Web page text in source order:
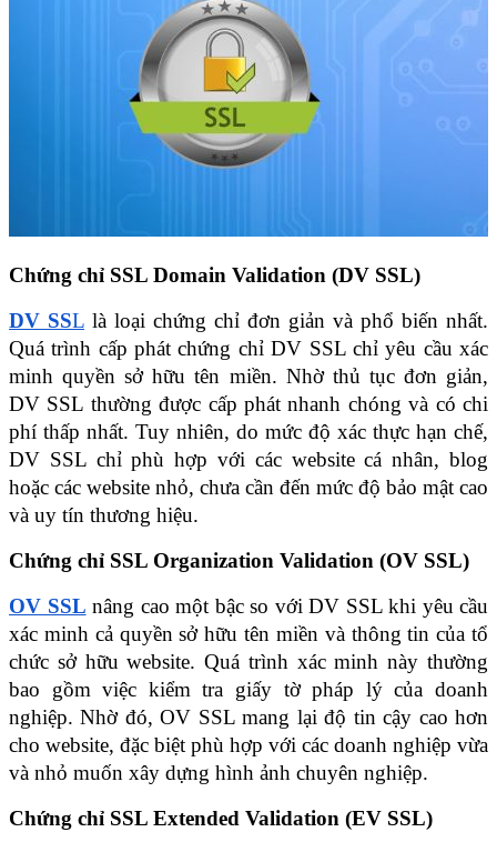
Chứng chỉ SSL Domain Validation (DV SSL)
DV SSL là loại chứng chỉ đơn giản và phổ biến nhất.
Quá trình cấp phát chứng chỉ DV SSL chỉ yêu cầu xác
minh quyền sở hữu tên miền. Nhờ thủ tục đơn giản,
DV SSL thường được cấp phát nhanh chóng và có chi
phí thấp nhất. Tuy nhiên, do mức độ xác thực hạn chế,
DV SSL chỉ phù hợp với các website cá nhân, blog
hoặc các website nhỏ, chưa cần đến mức độ bảo mật cao
và uy tín thương hiệu.
Chứng chỉ SSL Organization Validation (OV SSL)
OV SSL nâng cao một bậc so với DV SSL khi yêu cầu
xác minh cả quyền sở hữu tên miền và thông tin của tổ
chức sở hữu website. Quá trình xác minh này thường
bao gồm việc kiểm tra giấy tờ pháp lý của doanh
nghiệp. Nhờ đó, OV SSL mang lại độ tin cậy cao hơn
cho website, đặc biệt phù hợp với các doanh nghiệp vừa
và nhỏ muốn xây dựng hình ảnh chuyên nghiệp.
Chứng chỉ SSL Extended Validation (EV SSL)